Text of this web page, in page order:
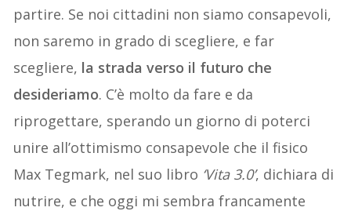
partire. Se noi cittadini non siamo consapevoli,
non saremo in grado di scegliere, e far
scegliere, la strada verso il futuro che
desideriamo. C’è molto da fare e da
riprogettare, sperando un giorno di poterci
unire all’ottimismo consapevole che il fisico
Max Tegmark, nel suo libro ‘Vita 3.0’, dichiara di
nutrire, e che oggi mi sembra francamente